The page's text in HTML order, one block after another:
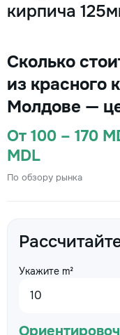
кирпича
Сколько
из красного
Молдове —
От 100 – 170
MDL
По обзору рынка
Укажите m²